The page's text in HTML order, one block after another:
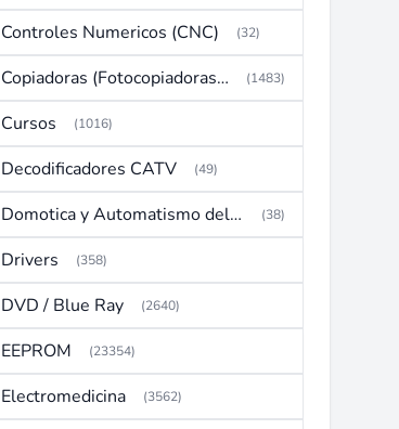
Controles Numericos (CNC) (32)
Copiadoras (Fotocopiadoras, Multifunctions, Ploter, etc) (1483)
Cursos (1016)
Decodificadores CATV (49)
Domotica y Automatismo del hogar (38)
Drivers (358)
DVD / Blue Ray (2640)
EEPROM (23354)
Electromedicina (3562)